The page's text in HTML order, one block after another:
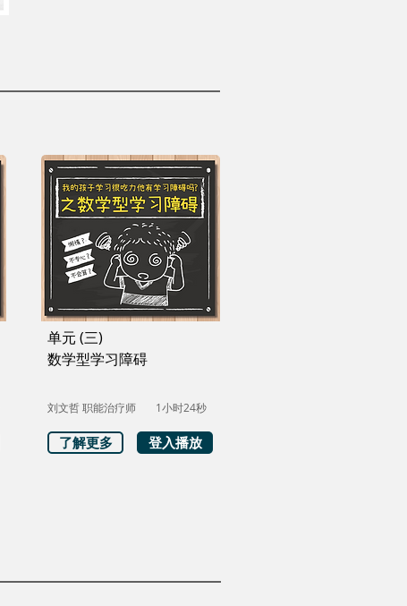
单元 (三)
数学型学习障碍
刘文哲 职能治疗师 1小时24秒
了解更多 登入播放